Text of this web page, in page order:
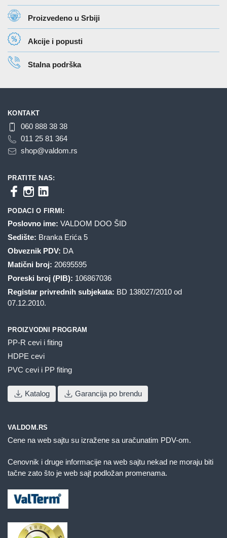
Proizvedeno u Srbiji
Akcije i popusti
Stalna podrška
KONTAKT
060 888 38 38
011 25 81 364
shop@valdom.rs
PRATITE NAS:
PODACI O FIRMI:
Poslovno ime: VALDOM DOO ŠID
Sedište: Branka Erića 5
Obveznik PDV: DA
Matični broj: 20695595
Poreski broj (PIB): 106867036
Registar privrednih subjekata: BD 138027/2010 od
07.12.2010.
PROIZVODNI PROGRAM
PP-R cevi i fiting
HDPE cevi
PVC cevi i PP fiting
Katalog Garancija po brendu
VALDOM.RS
Cene na web sajtu su izražene sa uračunatim PDV-om.
Cenovnik i druge informacije na web sajtu nekad ne moraju biti
tačne zato što je web sajt podložan promenama.